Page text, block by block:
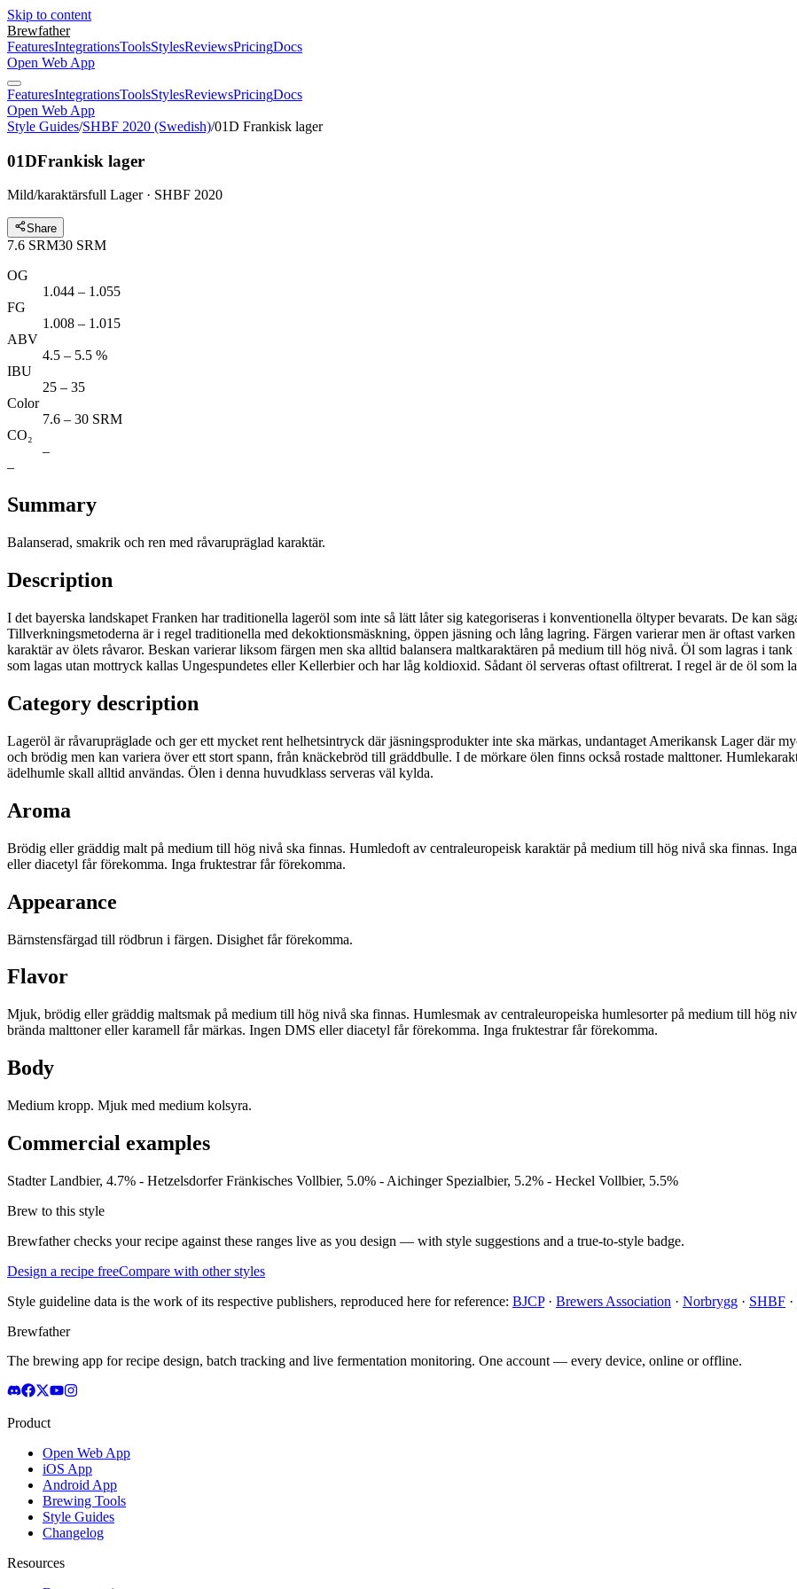
Skip to content
Brewfather
FeaturesIntegrationsToolsStylesReviewsPricingDocs
Open Web App
FeaturesIntegrationsToolsStylesReviewsPricingDocs
Open Web App
Style Guides/SHBF 2020 (Swedish)/01D Frankisk lager
01DFrankisk lager
Mild/karaktärsfull Lager · SHBF 2020
Share
7.6 SRM30 SRM
OG
1.044 – 1.055
FG
1.008 – 1.015
ABV
4.5 – 5.5 %
IBU
25 – 35
Color
7.6 – 30 SRM
CO₂
–
–
Summary
Balanserad, smakrik och ren med råvarupräglad karaktär.
Description
I det bayerska landskapet Franken har traditionella lageröl som inte så lätt låter sig kategoriseras i konventionella öltyper bevarats. De kan
Tillverkningsmetoderna är i regel traditionella med dekoktionsmäskning, öppen jäsning och lång lagring. Färgen varierar men är oftast
karaktär av ölets råvaror. Beskan varierar liksom färgen men ska alltid balansera maltkaraktären på medium till hög nivå. Öl som lagras i
som lagas utan mottryck kallas Ungespundetes eller Kellerbier och har låg koldioxid. Sådant öl serveras oftast ofiltrerat. I regel är de öl som
Category description
Lageröl är råvarupräglade och ger ett mycket rent helhetsintryck där jäsningsprodukter inte ska märkas, undantaget Amerikansk Lager där
och brödig men kan variera över ett stort spann, från knäckebröd till gräddbulle. I de mörkare ölen finns också rostade malttoner.
ädelhumle skall alltid användas. Ölen i denna huvudklass serveras väl kylda.
Aroma
Brödig eller gräddig malt på medium till hög nivå ska finnas. Humledoft av centraleuropeisk karaktär på medium till hög nivå ska finnas.
eller diacetyl får förekomma. Inga fruktestrar får förekomma.
Appearance
Bärnstensfärgad till rödbrun i färgen. Disighet får förekomma.
Flavor
Mjuk, brödig eller gräddig maltsmak på medium till hög nivå ska finnas. Humlesmak av centraleuropeiska humlesorter på medium till hög
brända malttoner eller karamell får märkas. Ingen DMS eller diacetyl får förekomma. Inga fruktestrar får förekomma.
Body
Medium kropp. Mjuk med medium kolsyra.
Commercial examples
Stadter Landbier, 4.7% - Hetzelsdorfer Fränkisches Vollbier, 5.0% - Aichinger Spezialbier, 5.2% - Heckel Vollbier, 5.5%
Brew to this style
Brewfather checks your recipe against these ranges live as you design — with style suggestions and a true-to-style badge.
Design a recipe freeCompare with other styles
Style guideline data is the work of its respective publishers, reproduced here for reference: BJCP· Brewers Association · Norbrygg · SHBF ·
Brewfather
The brewing app for recipe design, batch tracking and live fermentation monitoring. One account — every device, online or offline.
Product
Open Web App
iOS App
Android App
Brewing Tools
Style Guides
Changelog
Resources